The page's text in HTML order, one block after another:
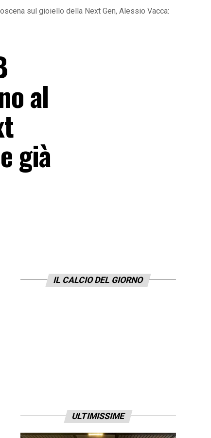
sul gioiello della Next Gen, Alessio Vacca:
al
già
IL CALCIO DEL GIORNO
ULTIMISSIME